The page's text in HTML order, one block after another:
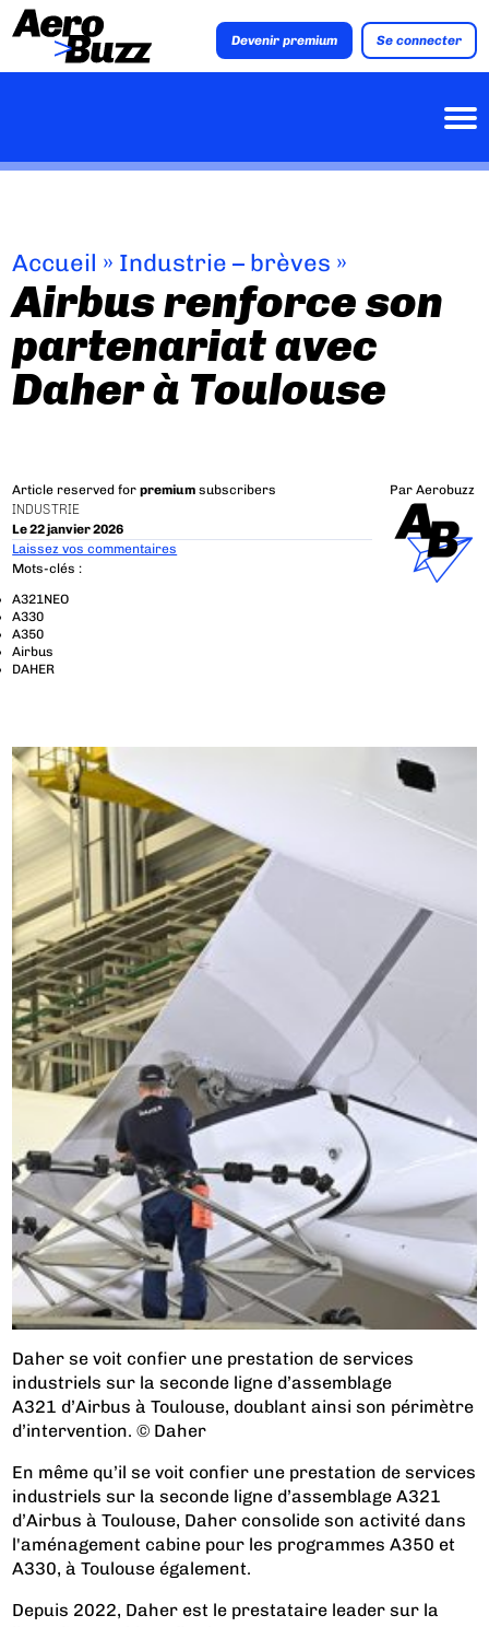
Devenir premium Se connecter
Accueil » Industrie – brèves »
Airbus renforce son
partenariat avec
Daher à Toulouse
Article reserved forpremium subscribers
INDUSTRIE
Le 22 janvier 2026
Par Aerobuzz
Laissez vos commentaires
Mots-clés :
A321NEO
A330
A350
Airbus
DAHER
Daher se voit confier une prestation de services
industriels sur la seconde ligne d’assemblage
A321 d’Airbus à Toulouse, doublant ainsi son périmètre
d’intervention. © Daher
En même qu’il se voit confier une prestation de services
industriels sur la seconde ligne d’assemblage A321
d’Airbus à Toulouse, Daher consolide son activité dans
l'aménagement cabine pour les programmes A350 et
A330, à Toulouse également.
Depuis 2022, Daher est le prestataire leader sur la